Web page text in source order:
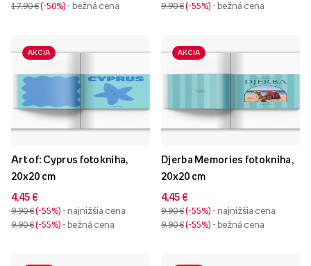
17,90 € -50% - bežná cena
9,90 € -55% - bežná cena
AKCIA
Art of: Cyprus fotokniha,
20x20 cm
4,45 €
9,90 € -55% - najnižšia cena
9,90 € -55% - bežná cena
AKCIA
Djerba Memories fotokniha,
20x20 cm
4,45 €
9,90 € -55% - najnižšia cena
9,90 € -55% - bežná cena